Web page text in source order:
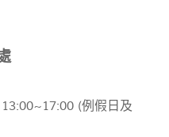
(例假日及